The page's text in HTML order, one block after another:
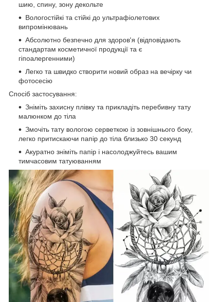
шию, спину, зону декольте
Вологостійкі та стійкі до ультрафіолетових
випромінювань
Абсолютно безпечно для здоров'я (відповідають
стандартам косметичної продукції та є
гіпоалергенними)
Легко та швидко створити новий образ на вечірку чи
фотосесію
Спосіб застосування:
Зніміть захисну плівку та прикладіть перебивну тату
малюнком до тіла
Змочіть тату вологою серветкою із зовнішнього боку,
легко притискаючи папір до тіла близько 30 секунд
Акуратно зніміть папір і насолоджуйтесь вашим
тимчасовим татуюванням